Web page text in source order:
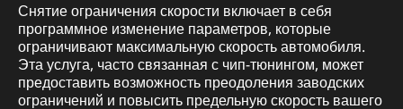
Снятие ограничения скорости включает в себя
программное изменение параметров, которые
ограничивают максимальную скорость автомобиля.
Эта услуга, часто связанная с чип-тюнингом, может
предоставить возможность преодоления заводских
ограничений и повысить предельную скорость вашего